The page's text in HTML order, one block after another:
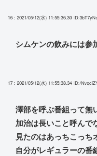
16 : 2021/05/12(水) 11:55:36.30
シムケンの飲みには参
17 : 2021/05/12(水) 11:55:38.34 ID:/
澤部を呼ぶ番組って無
加治は長いこと呼んで
見たのはあっちこっち
自分がレギュラーの番